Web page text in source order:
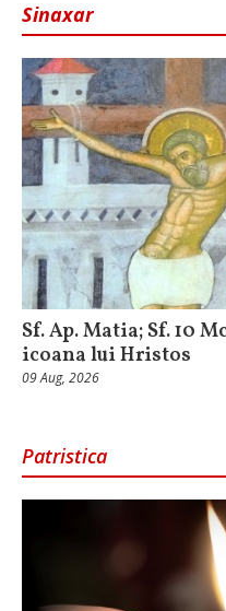
Sinaxar
Sf. Ap. Matia; Sf. 10
icoana lui Hristos
09 Aug, 2026
Patristica